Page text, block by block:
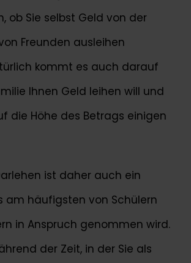
ob Sie selbst Geld von der
Freunden ausleihen
kommt es auch darauf
Ihnen Geld leihen will und
die Höhe des Betrags einigen
ist daher auch ein
am häufigsten von Schülern
in Anspruch genommen wird.
der Zeit, in der Sie als